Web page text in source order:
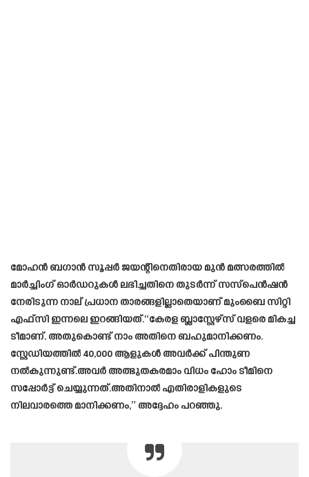
മോഹൻ ബഗാൻ സൂപ്പർ ജയന്റിനെതിരായ മുൻ മത്സരത്തിൽ
മാർച്ചിംഗ് ഓർഡറുകൾ ലഭിച്ചതിനെ തുടർന്ന് സസ്‌പെൻഷൻ
നേരിടുന്ന നാല് പ്രധാന താരങ്ങളില്ലാതെയാണ് മുംബൈ സിറ്റി
എഫ്‌സി ഇന്നലെ ഇറങ്ങിയത്.“കേരള ബ്ലാസ്റ്റേഴ്സ് വളരെ മികച്ച
ടീമാണ്. അതുകൊണ്ട് നാം അതിനെ ബഹുമാനിക്കണം.
സ്റ്റേഡിയത്തിൽ 40,000 ആളുകൾ അവർക്ക് പിന്തുണ
നൽകുന്നുണ്ട്.അവർ അത്ഭുതകരമാം വിധം ഹോം ടീമിനെ
സപ്പോർട്ട് ചെയ്യുന്നത്.അതിനാൽ എതിരാളികളുടെ
നിലവാരത്തെ മാനിക്കണം,” അദ്ദേഹം പറഞ്ഞു.